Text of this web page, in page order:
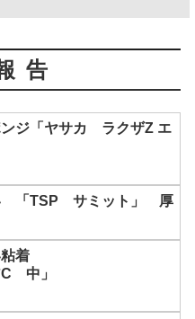
告
ジ「ヤサカ ラクザZ エ
「TSP サミット」 厚
着
中」